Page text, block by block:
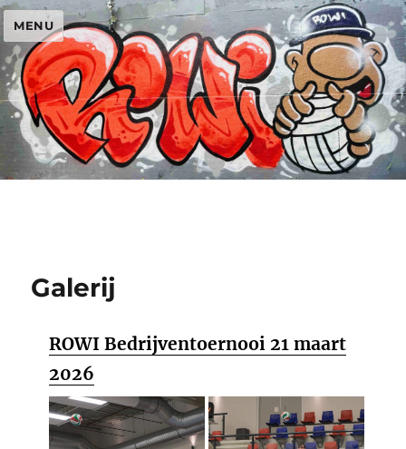
MENU
Galerij
ROWI Bedrijventoernooi 21 maart
2026